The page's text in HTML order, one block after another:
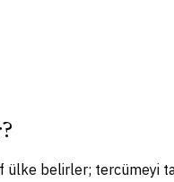
ülke belirler; tercümeyi